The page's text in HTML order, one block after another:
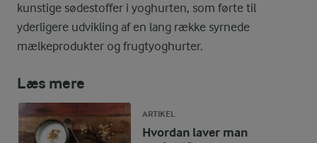
kunstige sødestoffer i yoghurten, som førte til
yderligere udvikling af en lang række syrnede
mælkeprodukter og frugtyoghurter.
Læs mere
ARTIKEL
Hvordan laver man